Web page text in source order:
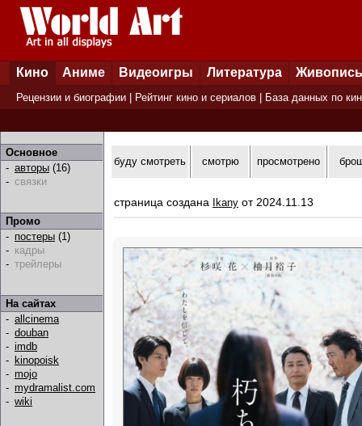
Кино Аниме Видеоигры Литература Живопись
Рецензии и биографии Рейтинг кино и сериалов База данных по
Основное
- авторы (16)
- связки
Промо
- постеры (1)
- кадры
- трейлеры
На сайтах
- allcinema
- douban
- imdb
- kinopoisk
- mojo
- mydramalist.com
- wiki
буду смотреть смотрю просмотрено
страница создана Ikany от 2024.11.13